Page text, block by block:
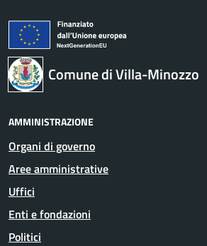
Comune di Villa-Minozzo
AMMINISTRAZIONE
Organi di governo
Aree amministrative
Uffici
Enti e fondazioni
Politici